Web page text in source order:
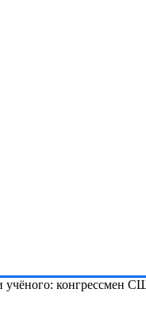
учёного: конгрессмен